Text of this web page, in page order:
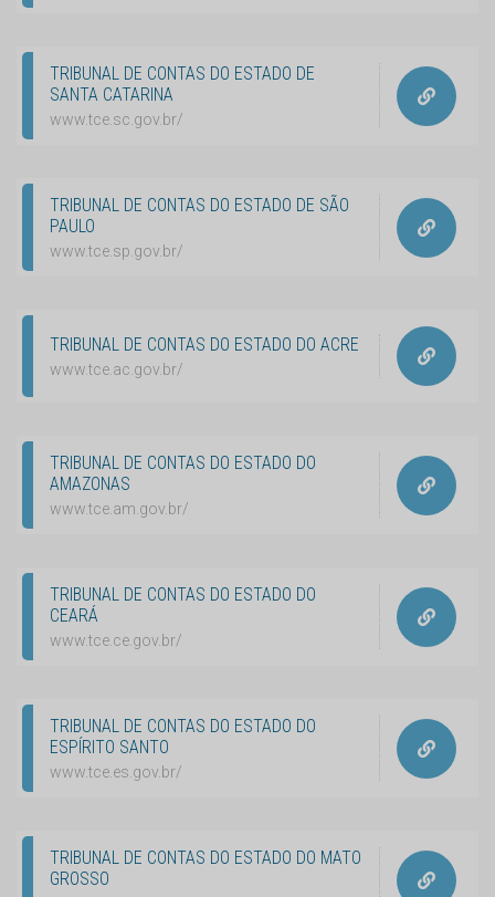
TRIBUNAL DE CONTAS DO ESTADO DE
SANTA CATARINA
www.tce.sc.gov.br/
TRIBUNAL DE CONTAS DO ESTADO DE SÃO
PAULO
www.tce.sp.gov.br/
TRIBUNAL DE CONTAS DO ESTADO DO ACRE
www.tce.ac.gov.br/
TRIBUNAL DE CONTAS DO ESTADO DO
AMAZONAS
www.tce.am.gov.br/
TRIBUNAL DE CONTAS DO ESTADO DO
CEARÁ
www.tce.ce.gov.br/
TRIBUNAL DE CONTAS DO ESTADO DO
ESPÍRITO SANTO
www.tce.es.gov.br/
TRIBUNAL DE CONTAS DO ESTADO DO MATO
GROSSO